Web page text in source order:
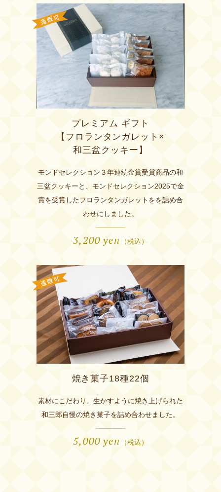
プレミアム ギフト
【フロランタンガレット×
和三盆クッキー】
モンドセレクション３年連続金賞受賞商品の和
三盆クッキーと、モンドセレクション2025で金
賞を受賞したフロランタンガレットをを詰め合
わせにしました。
3,200 yen （税込）
焼き菓子18種22個
素材にこだわり、生かすように焼き上げられた
和三郎自慢の焼き菓子を詰め合わせました。
5,000 yen （税込）